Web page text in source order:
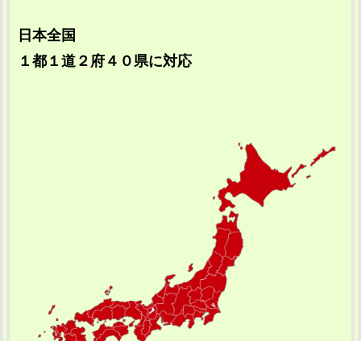
日本全国
１都１道２府４０県に対応